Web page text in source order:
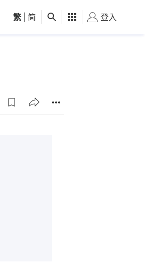
觀點 健康 好食玩飛
繁 简 登入